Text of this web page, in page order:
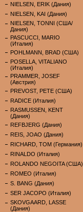
NIELSEN, ERIK (Дания)
NIELSEN, KAI (Дания)
NIELSEN, TONNI (США/
Дания)
PASCUCCI, MARIO
(Италия)
POHLMANN, BRAD (США)
POSELLA, VITALIANO
(Италия)
PRAMMER, JOSEF
(Австрия)
PREVOST, PETE (США)
RADICE (Италия)
RASMUSSEN, KENT
(Дания)
REFBJERG (Дания)
REIS, JOAO (Дания)
RICHARD, TOM (Германия)
RINALDO (Италия)
ROLANDO NEGOITA (США)
ROMEO (Италия)
S. BANG (Дания)
SER JACOPO (Италия)
SKOVGAARD, LASSE
(Дания)